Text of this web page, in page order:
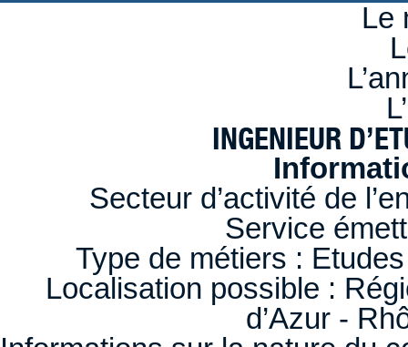
Le
INGENIEUR
Secteur d’activité de
Service
Type de métiers :
Localisation possible :
d’Azur -